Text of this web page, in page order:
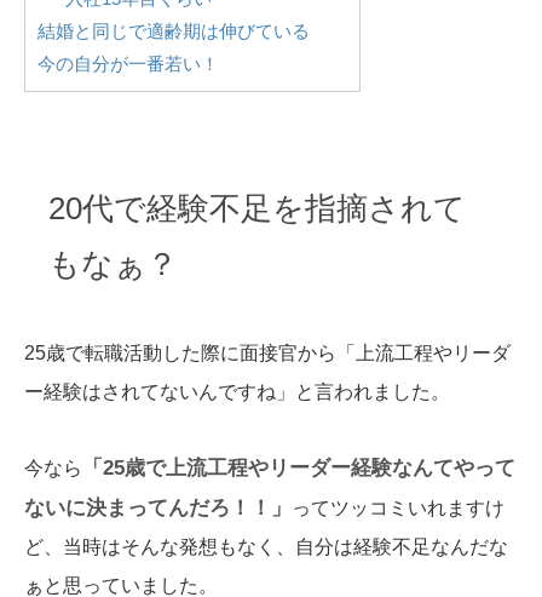
結婚と同じで適齢期は伸びている
今の自分が一番若い！
20代で経験不足を指摘されて
もなぁ？
25歳で転職活動した際に面接官から「上流工程やリーダ
ー経験はされてないんですね」と言われました。
今なら
「25歳で上流工程やリーダー経験なんてやって
ないに決まってんだろ！！」
ってツッコミいれますけ
ど、当時はそんな発想もなく、自分は経験不足なんだな
ぁと思っていました。